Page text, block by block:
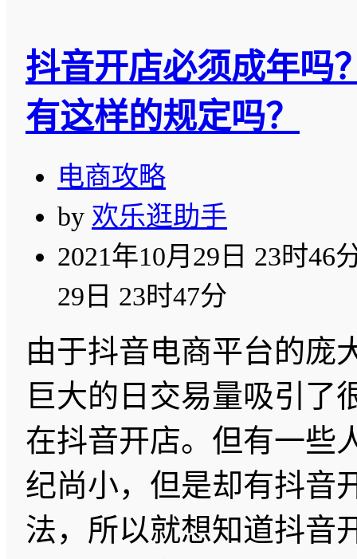
抖音开店必须成年吗
有这样的规定吗？
电商攻略
by 欢乐逛助手
2021年10月29日 23时46
29日 23时47分
由于抖音电商平台的庞
巨大的日交易量吸引了
在抖音开店。但有一些
纪尚小，但是却有抖音
法，所以就想知道抖